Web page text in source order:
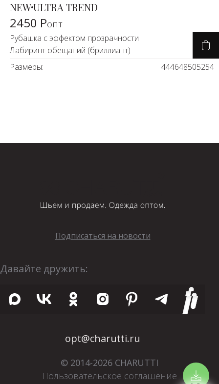
NEWULTRA TREND
2450 Ропт
Рубашка с эффектом прозрачности
Лабиринт обещаний (бриллиант)
Размеры:
444648505254
Подписаться на новости
Давайте дружить:
opt@charutti.ru
© 2014-2026 CHARUTTI
Пользовательское соглашение